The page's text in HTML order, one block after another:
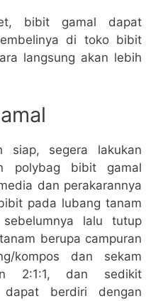
bibit gamal dapat
di toko bibit
langsung akan lebih
siap, segera lakukan
polybag bibit gamal
dan perakarannya
pada lubang tanam
lalu tutup
berupa campuran
kompos dan sekam
2:1:1, dan sedikit
berdiri dengan